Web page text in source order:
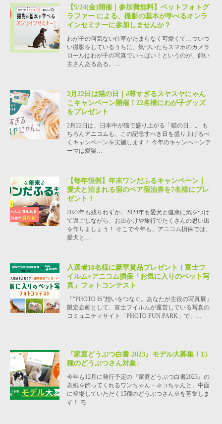
【5/24(金)開催｜参加費無料】ペットフォトグ
ラファー による、撮影の基本が学べるオンラ
インセミナーに参加しませんか？
わが子の何気ない仕草がたまらなく可愛くて…ついつ
い撮影をしているうちに、気づいたらスマホのカメラ
ロールはわが子の写真でいっぱい！というのが、飼い
主さんあるある。…
2月22日は猫の日｜#尊すぎるスヤスヤにゃん
こキャンペーン開催！22名様にわが子グッズ
をプレゼント
2月22日は、日本中が猫で盛り上がる「猫の日」。 も
ちろんアニコムも、この記念すべき日を盛り上げるべ
くキャンペーンを実施します！ 今年のキャンペーンテ
ーマは愛猫…
【毎年恒例】年末ワンだふるキャンペーン｜
愛犬と泊まれる宿のペア宿泊券を7名様にプレ
ゼント！
2023年も残りわずか。2024年も愛犬と健康に気をつけ
て過ごしながら、お出かけや旅行でたくさんの思い出
を作りましょう！ そこで今年も、アニコム損保では、
愛犬と…
入選者10名様に豪華賞品プレゼント！富士フ
イルム×アニコム損保「お気に入りのペット写
真」フォトコンテスト
「“PHOTO IS”想いをつなぐ。あなたが主役の写真展」
限定企画として、富士フイルムが運営している写真の
コミュニティサイト「PHOTO FUN PARK」で、…
『家庭どうぶつ白書 2023』モデル大募集！15
種のどうぶつさん対象♪
今年も12月に発行予定の『家庭どうぶつ白書2023』の
表紙を飾ってくれるワンちゃん・ネコちゃんと、中面
に登場していただく15種のどうぶつさん※を募集しま
す！ モ…